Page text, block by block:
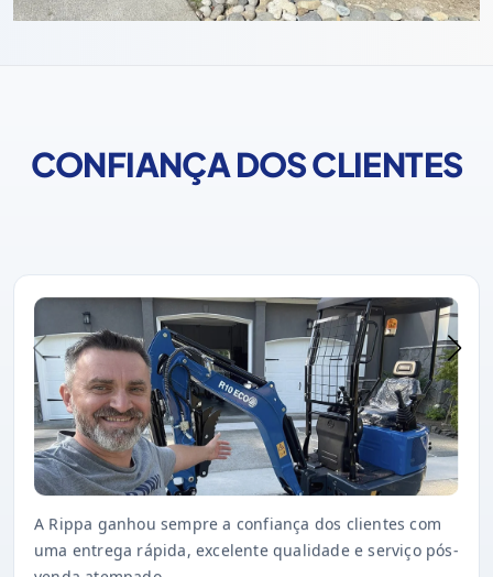
CONFIANÇA DOS CLIENTES
A Rippa ganhou sempre a confiança dos clientes com
uma entrega rápida, excelente qualidade e serviço pós-
venda atempado